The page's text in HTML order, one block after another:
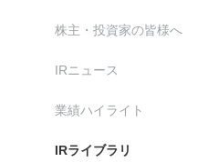
株主・投資家の皆様へ
IRニュース
業績ハイライト
IRライブラリ